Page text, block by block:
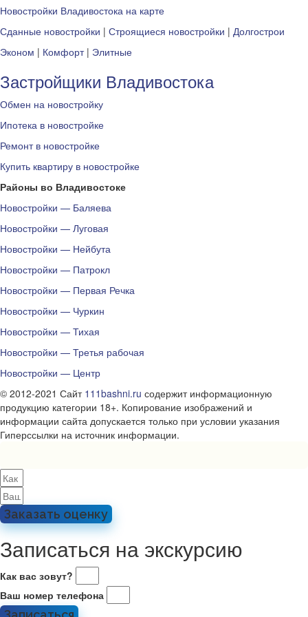
Новостройки Владивостока на карте
Сданные новостройки | Строящиеся новостройки | Долгострои
Эконом | Комфорт| Элитные
Застройщики Владивостока
Обмен на новостройку
Ипотека в новостройке
Ремонт в новостройке
Купить квартиру в новостройке
Районы во Владивостоке
Новостройки — Баляева
Новостройки — Луговая
Новостройки — Нейбута
Новостройки — Патрокл
Новостройки — Первая Речка
Новостройки — Чуркин
Новостройки — Тихая
Новостройки — Третья рабочая
Новостройки — Центр
© 2012-2021 Сайт 111bashni.ru содержит информационную
продукцию категории 18+. Копирование изображений и
информации сайта допускается только при условии указания
Гиперссылки на источник информации.
Заказать оценку
Записаться на экскурсию
Как вас зовут?
Ваш номер телефона